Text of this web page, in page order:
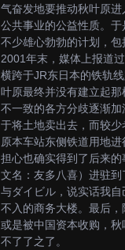
气奋发地要推动秋叶原
公共事业的公益性质。
不少雄心勃勃的计划，
2001年末，媒体上报道
横跨于JR东日本的铁轨
叶原最终并没有建立起
不一致的各方分歧逐渐
于将土地卖出去，而较
原本车站东侧铁道用地
担心也确实得到了后来
文名：友多八喜）进驻
与ダイビル，说实话我
不入的商务大楼。最后
或是被中国资本收购，
不了了之了。